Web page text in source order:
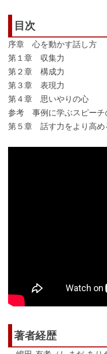
目次
序章 心を動かす話し方
第１章 収集力
第２章 構成力
第３章 表現力
第４章 思いやりの心
参考 事例に学ぶスピーチ
第５章 話す力をより高め
著者経歴